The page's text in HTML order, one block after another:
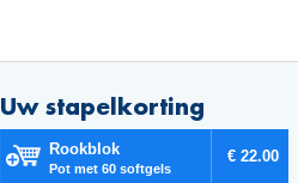
Uw stapelkorting
Rookblok
Pot met 60 softgels
€ 22.00